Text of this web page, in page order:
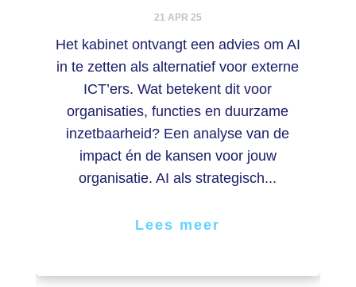
21 APR 25
Het kabinet ontvangt een advies om AI
in te zetten als alternatief voor externe
ICT’ers. Wat betekent dit voor
organisaties, functies en duurzame
inzetbaarheid? Een analyse van de
impact én de kansen voor jouw
organisatie. AI als strategisch...
Lees meer